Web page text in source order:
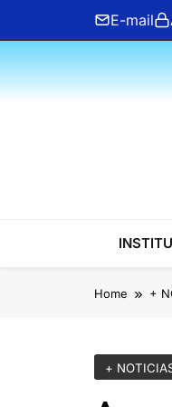
content
E-mail
Home +
+